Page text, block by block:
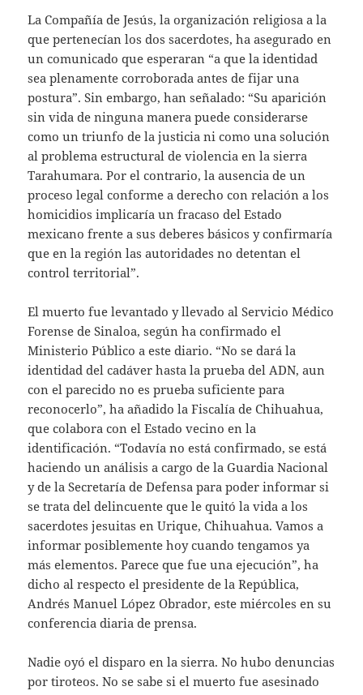
La Compañía de Jesús, la organización religiosa a la
que pertenecían los dos sacerdotes, ha asegurado en
un comunicado que esperaran “a que la identidad
sea plenamente corroborada antes de fijar una
postura”. Sin embargo, han señalado: “Su aparición
sin vida de ninguna manera puede considerarse
como un triunfo de la justicia ni como una solución
al problema estructural de violencia en la sierra
Tarahumara. Por el contrario, la ausencia de un
proceso legal conforme a derecho con relación a los
homicidios implicaría un fracaso del Estado
mexicano frente a sus deberes básicos y confirmaría
que en la región las autoridades no detentan el
control territorial”.
El muerto fue levantado y llevado al Servicio Médico
Forense de Sinaloa, según ha confirmado el
Ministerio Público a este diario. “No se dará la
identidad del cadáver hasta la prueba del ADN, aun
con el parecido no es prueba suficiente para
reconocerlo”, ha añadido la Fiscalía de Chihuahua,
que colabora con el Estado vecino en la
identificación. “Todavía no está confirmado, se está
haciendo un análisis a cargo de la Guardia Nacional
y de la Secretaría de Defensa para poder informar si
se trata del delincuente que le quitó la vida a los
sacerdotes jesuitas en Urique, Chihuahua. Vamos a
informar posiblemente hoy cuando tengamos ya
más elementos. Parece que fue una ejecución”, ha
dicho al respecto el presidente de la República,
Andrés Manuel López Obrador, este miércoles en su
conferencia diaria de prensa.
Nadie oyó el disparo en la sierra. No hubo denuncias
por tiroteos. No se sabe si el muerto fue asesinado